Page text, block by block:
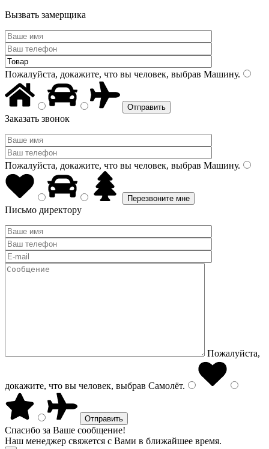
Вызвать замерщика
Пожалуйста, докажите, что вы человек, выбрав Машину.
Заказать звонок
Пожалуйста, докажите, что вы человек, выбрав Машину.
Письмо директору
Пожалуйста,
докажите, что вы человек, выбрав Самолёт.
Спасибо за Ваше сообщение!
Наш менеджер свяжется с Вами в ближайшее время.